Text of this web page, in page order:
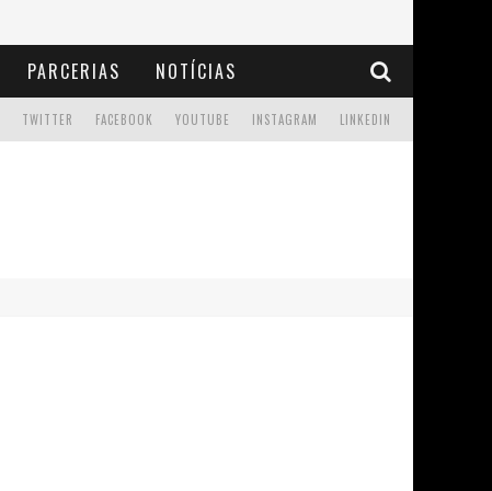
PARCERIAS NOTÍCIAS
LINKEDIN
INSTAGRAM
YOUTUBE
FACEBOOK
TWITTER